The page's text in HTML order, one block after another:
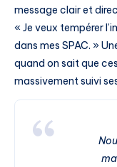
message clair et
« Je veux tempérer
dans mes SPAC. »
quand on sait que
massivement suivi